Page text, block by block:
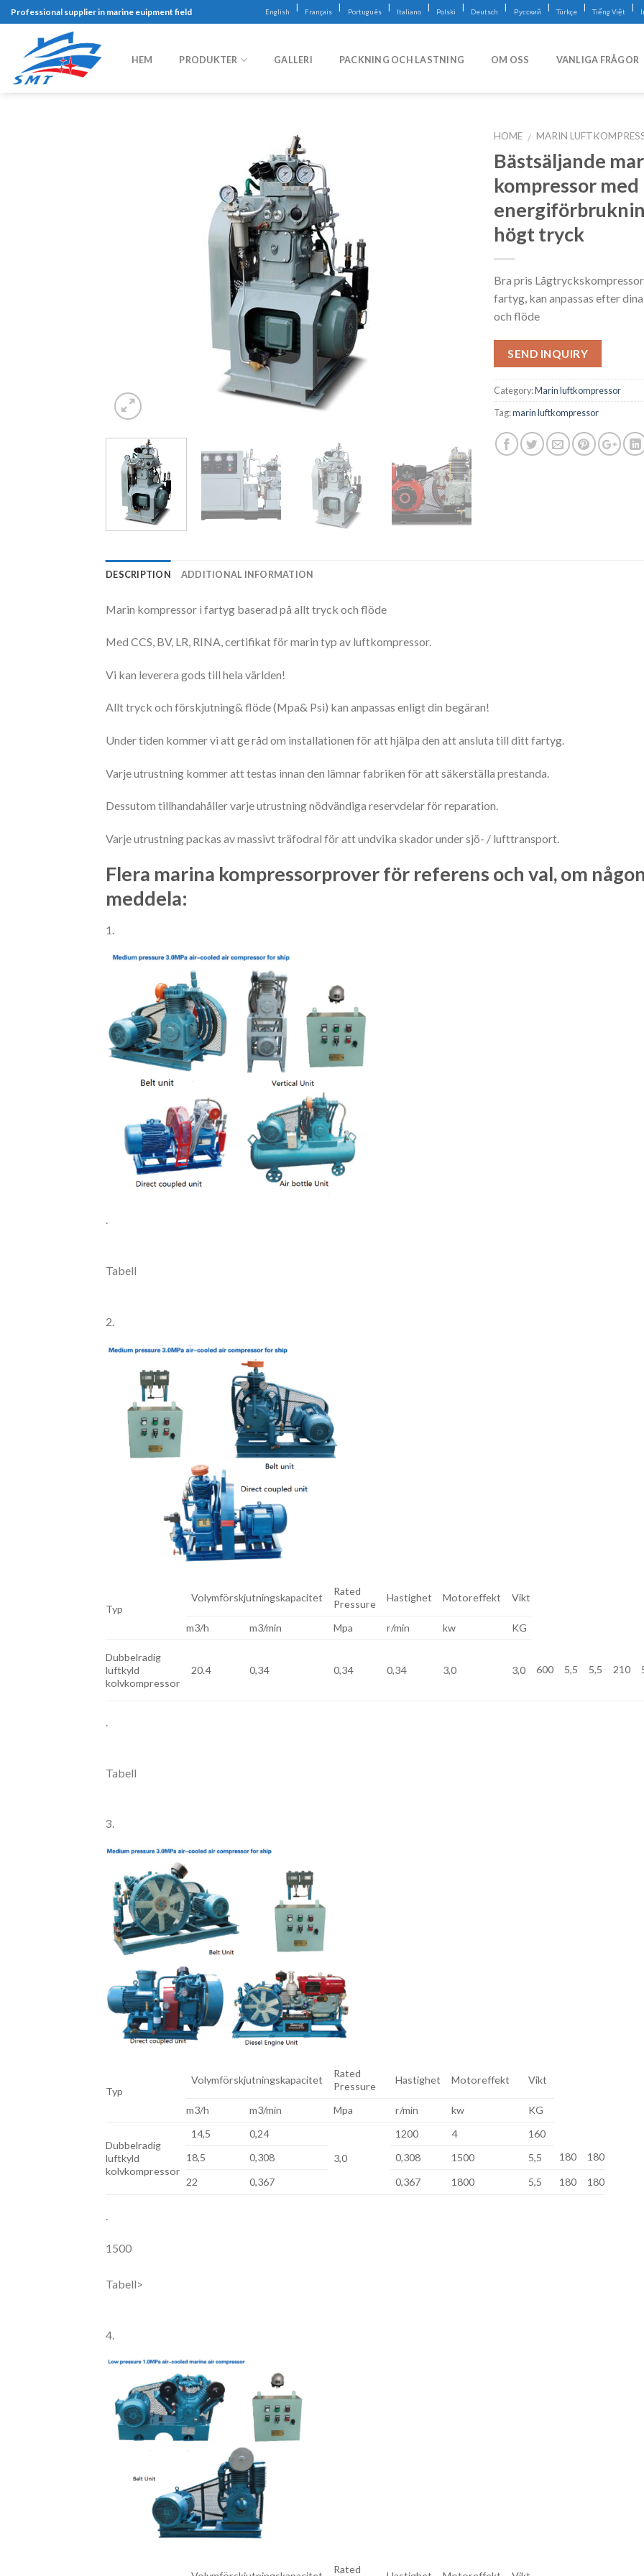
Skip
to
content
Professional supplier in marine euipment field English | Français | Português | Italiano | Polski | Deutsch | Русский | Türkçe | Tiếng Việt |
HEM PRODUKTER GALLERI PACKNING OCH LASTNING OM OSS VANLIGA FRÅGOR
HOME / MARIN
Bästsäljande
kompressor med
högt tryck
Bra pris
fartyg, kan anpassas efter
och flöde
SEND INQUIRY
Category:Marin luftkompressor
Tag:marin luftkompressor
DESCRIPTION ADDITIONAL INFORMATION
Marin kompressor i fartyg baserad på allt tryck och flöde
Med CCS, BV, LR, RINA, certifikat för marin typ av luftkompressor.
Vi kan leverera gods till hela världen!
Allt tryck och förskjutning& flöde (Mpa& Psi) kan anpassas enligt din begäran!
Under tiden kommer vi att ge råd om installationen för att hjälpa den att ansluta till ditt fartyg.
Varje utrustning kommer att testas innan den lämnar fabriken för att säkerställa prestanda.
Dessutom tillhandahåller varje utrustning nödvändiga reservdelar för reparation.
Varje utrustning packas av massivt träfodral för att undvika skador under sjö- / lufttransport.
Flera marina kompressorprover för referens och val, om
meddela:
1.
.
Tabell
2.
Typ
Volymförskjutningskapacitet
Rated
Pressure
Hastighet Motoreffekt Vikt
m3/h m3/min Mpa r/min kw KG
Dubbelradig
luftkyld
kolvkompressor
20.4 0,34 0,34 0,34 3,0 3,0 600 5,5 5,5 210
.
Tabell
3.
Typ
Volymförskjutningskapacitet
Rated
Pressure
Hastighet Motoreffekt Vikt
m3/h m3/min Mpa r/min kw KG
Dubbelradig
luftkyld
kolvkompressor
14,5
0,24
3,0
1200 4
160
18,5
0,308 0,308 1500 5,5 180 180
22 0,367 0,367 1800 5,5 180 180
.
1500
Tabell>
4.
Rated